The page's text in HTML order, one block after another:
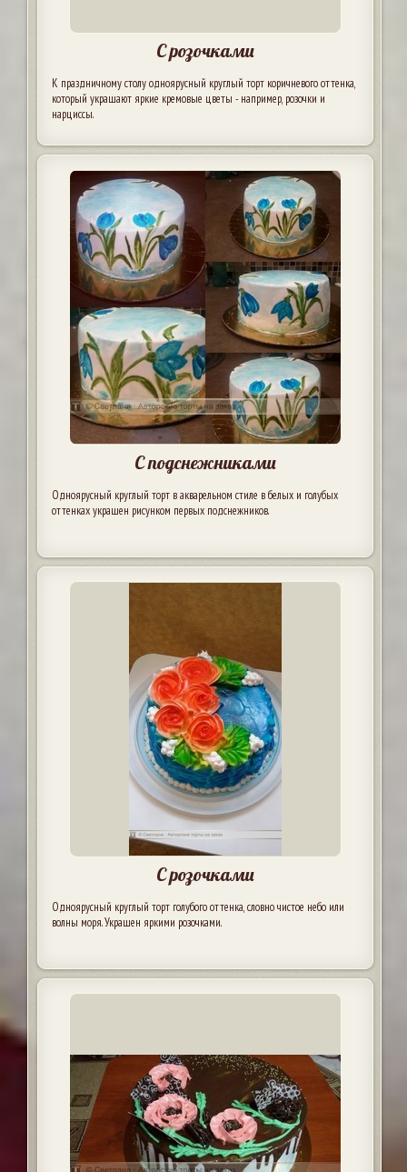
С розочками
К праздничному столу одноярусный круглый торт коричневого оттенка,
который украшают яркие кремовые цветы - например, розочки и
нарциссы.
С подснежниками
Одноярусный круглый торт в акварельном стиле в белых и голубых
оттенках украшен рисунком первых подснежников.
С розочками
Одноярусный круглый торт голубого оттенка, словно чистое небо или
волны моря. Украшен яркими розочками.